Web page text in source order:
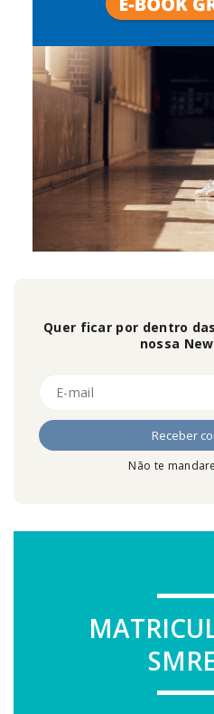
Quer ficar por dentro
nossa
Não te